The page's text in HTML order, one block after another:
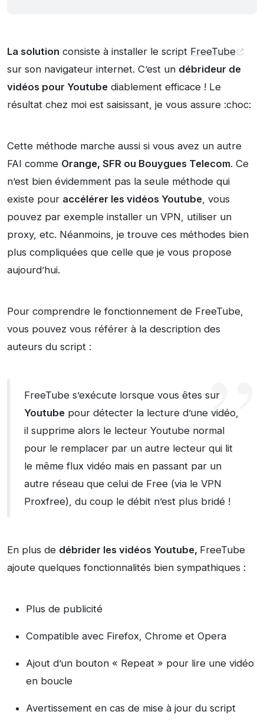
La solution consiste à installer le script FreeTube
sur son navigateur internet. C’est un débrideur de
vidéos pour Youtube diablement efficace ! Le
résultat chez moi est saisissant, je vous assure :choc:
Cette méthode marche aussi si vous avez un autre
FAI comme Orange, SFR ou Bouygues Telecom. Ce
n’est bien évidemment pas la seule méthode qui
existe pour accélérer les vidéos Youtube, vous
pouvez par exemple installer un VPN, utiliser un
proxy, etc. Néanmoins, je trouve ces méthodes bien
plus compliquées que celle que je vous propose
aujourd’hui.
Pour comprendre le fonctionnement de FreeTube,
vous pouvez vous référer à la description des
auteurs du script :
FreeTube s’exécute lorsque vous êtes sur
Youtube pour détecter la lecture d’une vidéo,
il supprime alors le lecteur Youtube normal
pour le remplacer par un autre lecteur qui lit
le même flux vidéo mais en passant par un
autre réseau que celui de Free (via le VPN
Proxfree), du coup le débit n’est plus bridé !
En plus de débrider les vidéos Youtube, FreeTube
ajoute quelques fonctionnalités bien sympathiques :
Plus de publicité
Compatible avec Firefox, Chrome et Opera
Ajout d’un bouton « Repeat » pour lire une vidéo
en boucle
Avertissement en cas de mise à jour du script